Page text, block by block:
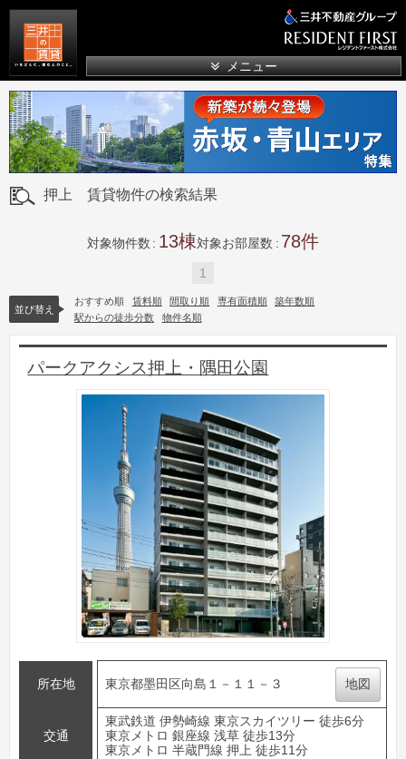
メニュー
押上 賃貸物件の検索結果
対象物件数 13 対象お部屋数 78
1
並び替え
おすすめ順 賃料順 間取り順 専有面積順
築年数順
駅からの徒歩分数
物件名順
パークアクシス押上・隅田公園
所在地 東京都墨田区向島１－１１－３ 地図
交通
東武鉄道 伊勢崎線 東京スカイツリー 徒歩6分
東京メトロ 銀座線 浅草 徒歩13分
東京メトロ 半蔵門線 押上 徒歩11分